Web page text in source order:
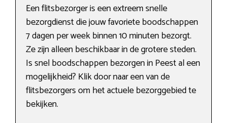
Een flitsbezorger is een extreem snelle
bezorgdienst die jouw favoriete boodschappen
7 dagen per week binnen 10 minuten bezorgt.
Ze zijn alleen beschikbaar in de grotere steden.
Is snel boodschappen bezorgen in Peest al een
mogelijkheid? Klik door naar een van de
flitsbezorgers om het actuele bezorggebied te
bekijken.